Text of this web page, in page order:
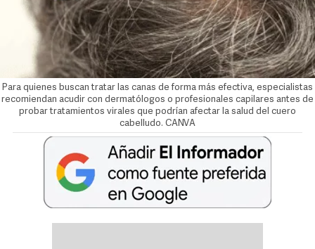
Para quienes buscan tratar las canas de forma más efectiva, especialistas
recomiendan acudir con dermatólogos o profesionales capilares antes de
probar tratamientos virales que podrían afectar la salud del cuero
cabelludo. CANVA